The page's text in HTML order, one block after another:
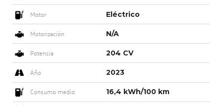
Motor Eléctrico
Motorización N/A
Potencia 204 CV
Año 2023
Consumo medio 16,4 kWh/100 km